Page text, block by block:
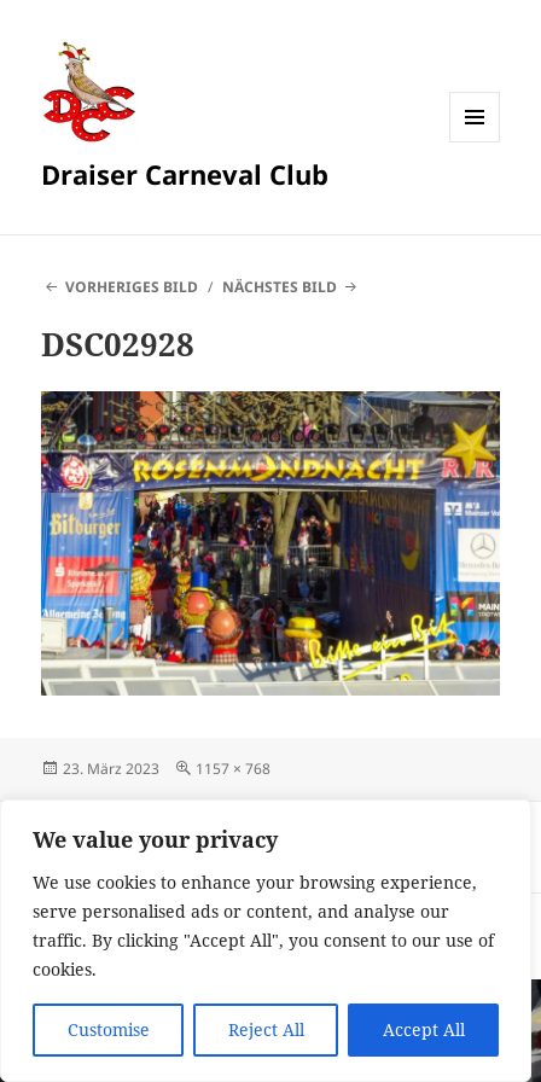
We value your privacy
We use cookies to enhance your browsing experience,
serve personalised ads or content, and analyse our
traffic. By clicking "Accept All", you consent to our use of
cookies.
Customise Reject All Accept All
Draiser Carneval Club
VORHERIGES BILD NÄCHSTES BILD
DSC02928
Veröffentlicht
23. März 2023 Originalgröße
1157 × 768
VERÖFFENTLICHT IN
Traumhaftes Wetter am Rosenmontag
Impressum und Datenschutzerklärung
Stolz präsentiert von
WordPress